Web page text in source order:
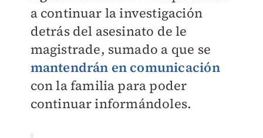
a continuar la investigación
detrás del asesinato de le
magistrade, sumado a que se
mantendrán en comunicación
con la familia para poder
continuar informándoles.